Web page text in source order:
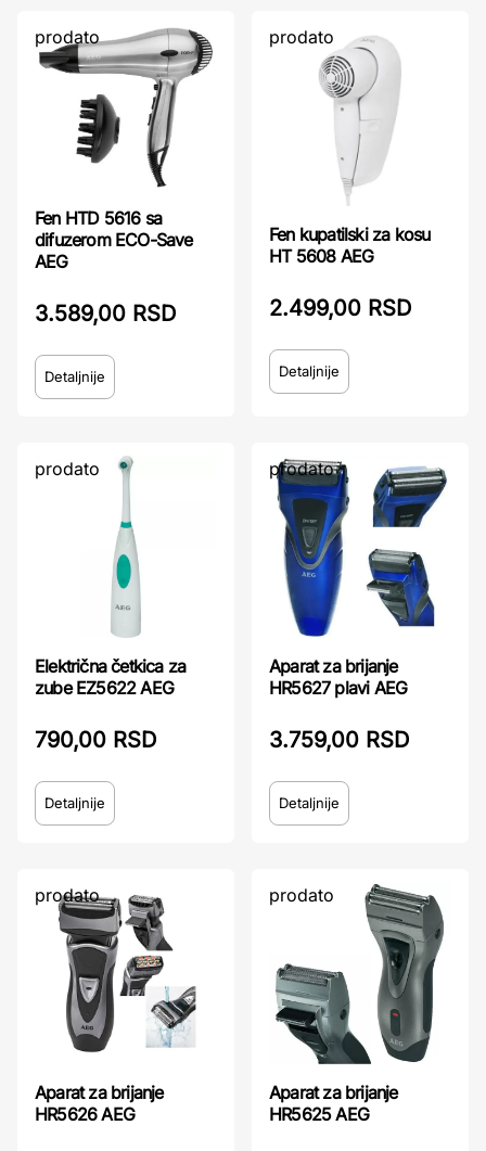
prodato
Fen HTD 5616 sa
difuzerom ECO-Save
AEG
3.589,00 RSD
Detaljnije
prodato
Fen kupatilski za kosu
HT 5608 AEG
2.499,00 RSD
Detaljnije
prodato
Električna četkica za
zube EZ5622 AEG
790,00 RSD
Detaljnije
prodato
Aparat za brijanje
HR5627 plavi AEG
3.759,00 RSD
Detaljnije
prodato
Aparat za brijanje
HR5626 AEG
prodato
Aparat za brijanje
HR5625 AEG